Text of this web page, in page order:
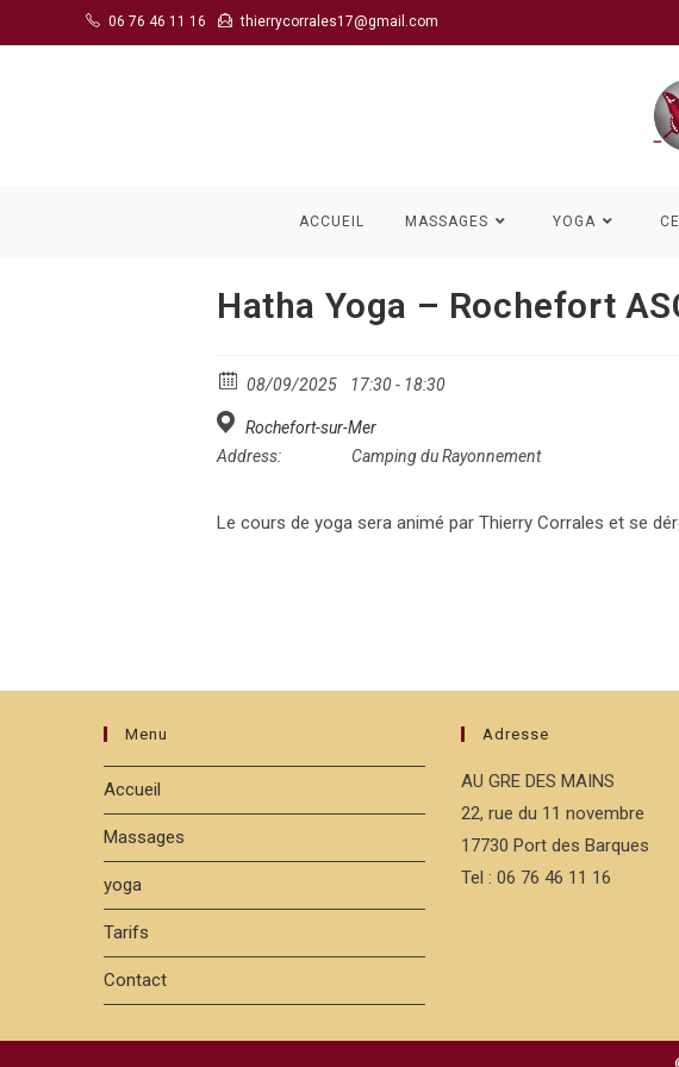
to
06 76 46 11 16 thierrycorrales17@gmail.com
ACCUEIL MASSAGES YOGA
Hatha Yoga – Rochefort
08/09/2025 17:30 - 18:30
Rochefort-sur-Mer
Address:
Camping du Rayonnement
Le cours de yoga sera animé par Thierry Corrales et se
Menu
Accueil
Massages
yoga
Tarifs
Contact
Adresse
AU GRE DES MAINS
22, rue du 11 novembre
17730 Port des Barques
Tel : 06 76 46 11 16